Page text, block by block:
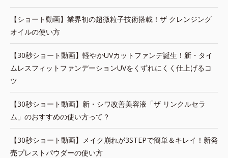
【ショート動画】業界初の超微粒子技術搭載！ザ クレンジング
オイルの使い方
【30秒ショート動画】軽やかUVカットファンデ誕生！新・タイ
ムレスフィットファンデーションUVをくずれにくく仕上げるコ
ツ
【30秒ショート動画】新・シワ改善美容液「ザ リンクルセラ
ム」のおすすめの使い方って？
【30秒ショート動画】メイク崩れが3STEPで簡単＆キレイ！新発
売プレストパウダーの使い方